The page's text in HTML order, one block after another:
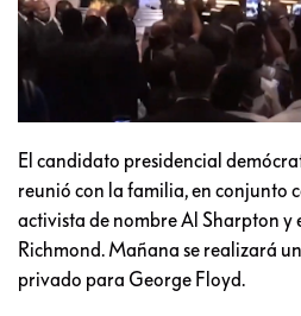
El candidato presidencial
reunió con la familia, en conjunto
activista de nombre Al Sharpton y
Richmond. Mañana se realizará
privado para George Floyd.